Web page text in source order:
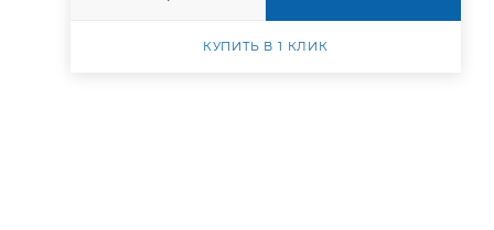
КУПИТЬ В 1 КЛИК